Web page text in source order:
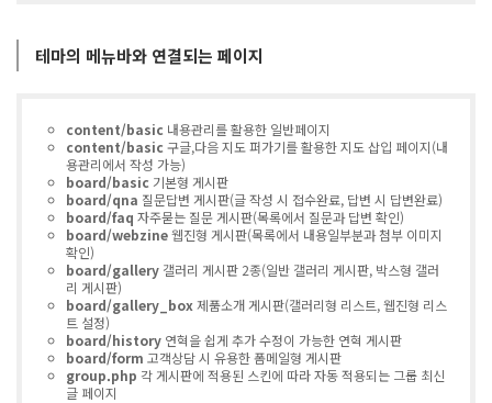
테마의 메뉴바와 연결되는 페이지
content/basic 내용관리를 활용한 일반페이지
content/basic 구글,다음 지도 퍼가기를 활용한 지도 삽입 페이지(내
용관리에서 작성 가능)
board/basic 기본형 게시판
board/qna 질문답변 게시판(글 작성 시 접수완료, 답변 시 답변완료)
board/faq 자주묻는 질문 게시판(목록에서 질문과 답변 확인)
board/webzine웹진형 게시판(목록에서 내용일부분과 첨부 이미지
확인)
board/gallery 갤러리 게시판 2종(일반 갤러리 게시판, 박스형 갤러
리 게시판)
board/gallery_box제품소개 게시판(갤러리형 리스트, 웹진형 리스
트 설정)
board/history 연혁을 쉽게 추가 수정이 가능한 연혁 게시판
board/form 고객상담 시 유용한 폼메일형 게시판
group.php 각 게시판에 적용된 스킨에 따라 자동 적용되는 그룹 최신
글 페이지